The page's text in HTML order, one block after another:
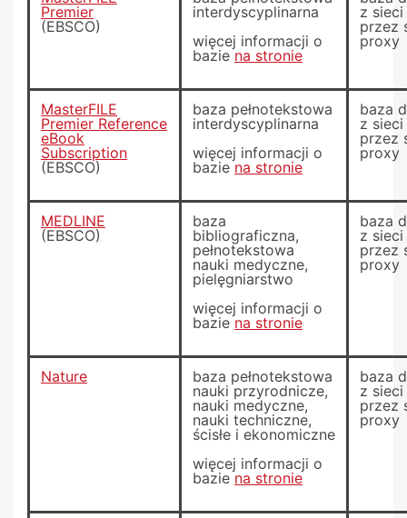
Premier
(EBSCO)
interdyscyplinarna
więcej informacji o
baziena stronie
z
przez
proxy
MasterFILE
Premier Reference
eBook
Subscription
(EBSCO)
baza pełnotekstowa
interdyscyplinarna
więcej informacji o
baziena stronie
baza
z
przez
proxy
MEDLINE
(EBSCO)
baza
bibliograficzna,
pełnotekstowa
nauki medyczne,
pielęgniarstwo
więcej informacji o
baziena stronie
baza
z
przez
proxy
Nature
baza pełnotekstowa
nauki przyrodnicze,
nauki medyczne,
nauki techniczne,
ścisłe i ekonomiczne
więcej informacji o
baziena stronie
baza
z
przez
proxy